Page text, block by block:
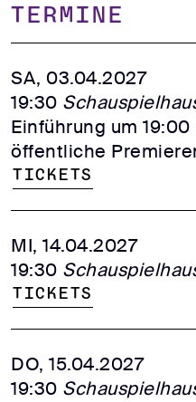
TERMINE
SA, 03.04.2027
19:30
Einführung um
öffentliche
Tickets
MI, 14.04.2027
19:30
Tickets
DO, 15.04.2027
19:30